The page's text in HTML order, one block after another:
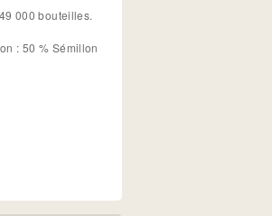
Vin blanc : 370hl équivalent à 49 000 bouteilles.